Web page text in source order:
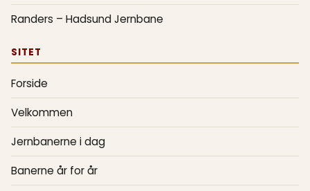
Randers – Hadsund Jernbane
SITET
Forside
Velkommen
Jernbanerne i dag
Banerne år for år